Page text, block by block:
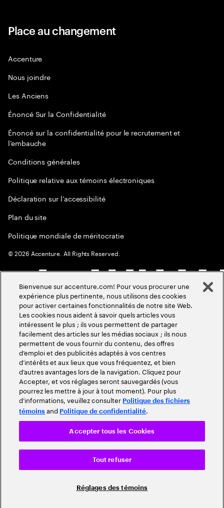
Place au changement
Accenture
Nous joindre
Les Anciens
Énoncé Sur la Confidentialité
Énoncé sur la confidentialité pour le recrutement et
l’embauche
Conditions générales
Politique relative aux témoins électroniques
Déclaration sur l’accessibilité
Plan du site
Politique mondiale de méritocratie
©2026 Accenture. All Rights Reserved.
Bienvenue sur accenture.com! Pour vous procurer une
expérience plus pertinente, nous utilisons des cookies
pour activer certaines fonctionnalités de notre site Web.
Les cookies nous aident à savoir quels articles vous
intéressent le plus ; ils vous permettent de partager
facilement des articles sur les médias sociaux ; ils nous
permettent de vous fournir du contenu, des offres
d’emploi et des publicités adaptés à vos centres
d’intérêts et aux lieux que vous fréquentez, et bien
d’autres avantages lors de la navigation. Cliquez pour
Accepter, et vos réglages seront sauvegardés (vous
pourrez les mettre à jour à tout moment). Pour plus
d’informations, veuillez consulter Politique des fichiers
témoins and Politique de confidentialité.
Réglages des témoins
Tout refuser
Accepter tous les Cookies